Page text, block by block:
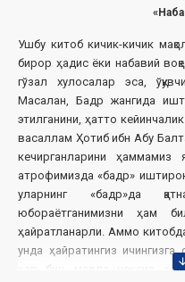
Ушбу китоб кичик-кичик
бирор ҳадис ёки набавий
гўзал хулосалар эса,
Масалан, Бадр жангида
этилганини, ҳатто
васаллам Ҳотиб ибн Абу
кечирганларини
атрофимизда «бадр»
уларнинг «бадр»да
юбораётганимизни ҳам
ҳайратланарли. Аммо
унда ҳайратингиз ичингизга
ҳар бир мақола чексиз